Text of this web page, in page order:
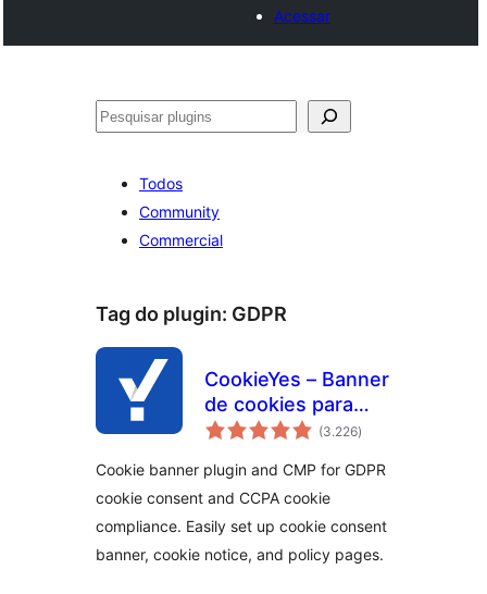
Acessar
Pesquisar
Todos
Community
Commercial
Tag do plugin: GDPR
CookieYes – Banner
de cookies para
consentimento de
(configuração
facilitada de aviso
de cookies em
conformidade com
(3.226total
de
)
Cookie banner plugin and CMP for GDPR
cookie consent and CCPA cookie
compliance. Easily set up cookie consent
banner, cookie notice, and policy pages.